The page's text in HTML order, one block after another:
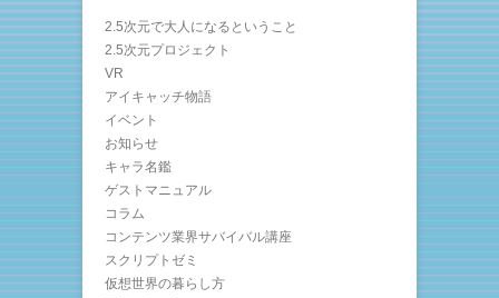
2.5次元で大人になるということ
2.5次元プロジェクト
VR
アイキャッチ物語
イベント
お知らせ
キャラ名鑑
ゲストマニュアル
コラム
コンテンツ業界サバイバル講座
スクリプトゼミ
仮想世界の暮らし方